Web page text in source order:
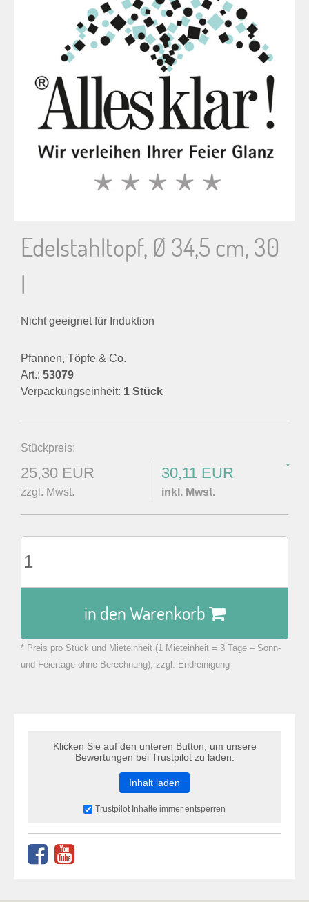
a
h
Edelstahltopf, Ø 34,5 cm, 30
l
Nicht geeignet für Induktion
Pfannen, Töpfe & Co.
Art.: 53079
Verpackungseinheit: 1 Stück
Stückpreis:
25,30 EUR
zzgl. Mwst.
30,11 EUR *
inkl. Mwst.
in den Warenkorb
zu Warenkorb hinzugefügt.
* Preis pro Stück und Mieteinheit (1 Mieteinheit = 3 Tage – Sonn-
und Feiertage ohne Berechnung), zzgl. Endreinigung
Klicken Sie auf den unteren Button, um unsere
Bewertungen bei Trustpilot zu laden.
Inhalt laden
Trustpilot Inhalte immer entsperren